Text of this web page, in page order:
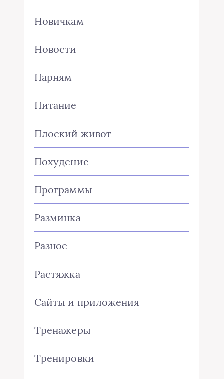
Новичкам
Новости
Парням
Питание
Плоский живот
Похудение
Программы
Разминка
Разное
Растяжка
Сайты и приложения
Тренажеры
Тренировки